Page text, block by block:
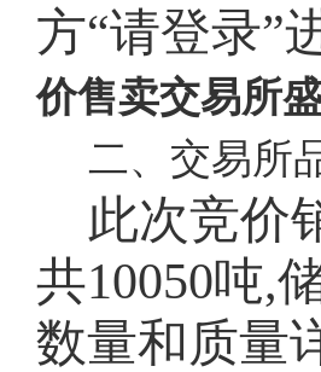
方“请登录”
价售卖交易所
二、交易所
此次竞价
共10050吨,
数量和质量